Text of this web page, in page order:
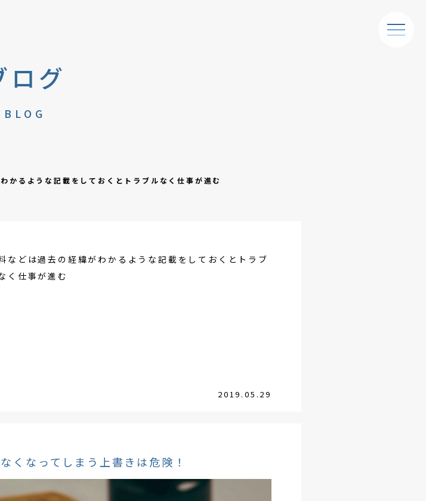
ログ
BLOG
かるような記載をしておくとトラブルなく仕事が進む
などは過去の経緯がわかるような記載をしておくとトラブ
く仕事が進む
2019.05.29
くなってしまう上書きは危険！